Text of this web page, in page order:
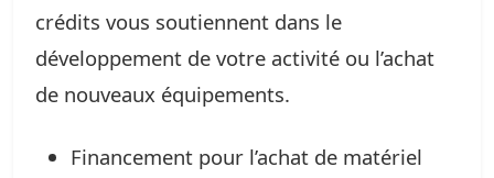
crédits vous soutiennent dans le
développement de votre activité ou l’achat
de nouveaux équipements.
Financement pour l’achat de matériel